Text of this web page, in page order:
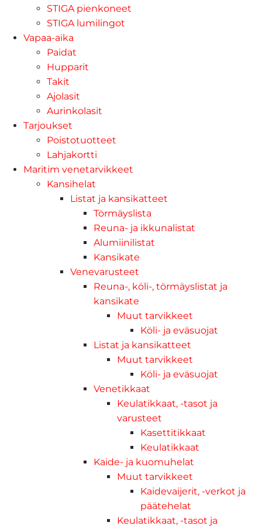
STIGA pienkoneet
STIGA lumilingot
Vapaa-aika
Paidat
Hupparit
Takit
Ajolasit
Aurinkolasit
Tarjoukset
Poistotuotteet
Lahjakortti
Maritim venetarvikkeet
Kansihelat
Listat ja kansikatteet
Törmäyslista
Reuna- ja ikkunalistat
Alumiinilistat
Kansikate
Venevarusteet
Reuna-, köli-, törmäyslistat ja
kansikate
Muut tarvikkeet
Köli- ja eväsuojat
Listat ja kansikatteet
Muut tarvikkeet
Köli- ja eväsuojat
Venetikkaat
Keulatikkaat, -tasot ja
varusteet
Kasettitikkaat
Keulatikkaat
Kaide- ja kuomuhelat
Muut tarvikkeet
Kaidevaijerit, -verkot ja
päätehelat
Keulatikkaat, -tasot ja